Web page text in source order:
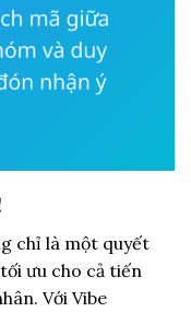
chỉ là một quyết
ưu cho cả tiến
Với Vibe